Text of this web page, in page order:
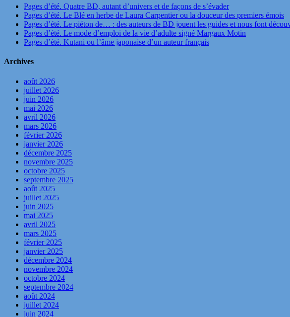
Pages d’été. Quatre BD, autant d’univers et de façons de s’évader
Pages d’été. Le Blé en herbe de Laura Carpentier ou la douceur des premiers émois
Pages d’été. Le piéton de… : des auteurs de BD jouent les guides et nous font
Pages d’été. Le mode d’emploi de la vie d’adulte signé Margaux Motin
Pages d’été. Kutani ou l’âme japonaise d’un auteur français
Archives
août 2026
juillet 2026
juin 2026
mai 2026
avril 2026
mars 2026
février 2026
janvier 2026
décembre 2025
novembre 2025
octobre 2025
septembre 2025
août 2025
juillet 2025
juin 2025
mai 2025
avril 2025
mars 2025
février 2025
janvier 2025
décembre 2024
novembre 2024
octobre 2024
septembre 2024
août 2024
juillet 2024
juin 2024